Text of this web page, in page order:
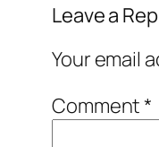
Leave a
Your email
Comment*